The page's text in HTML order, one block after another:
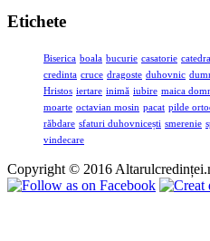
Etichete
Biserica boala bucurie casatorie
credinta cruce dragoste duhovnic
Hristos iertare inimă iubire maica
moarte octavian mosin pacat pilde
răbdare sfaturi duhovnicești smerenie
vindecare
Copyright © 2016